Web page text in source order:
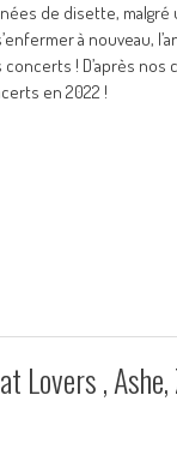
de disette,
à nouveau,
! D’après nos
en 2022 !
Lovers ,